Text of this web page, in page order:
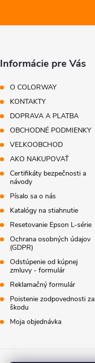
Informácie pre Vás
O COLORWAY
KONTAKTY
DOPRAVA A PLATBA
OBCHODNÉ PODMIENKY
VEĽKOOBCHOD
AKO NAKUPOVAŤ
Certifikáty bezpečnosti a
návody
Písalo sa o nás
Katalógy na stiahnutie
Resetovanie Epson L-série
Ochrana osobných údajov
(GDPR)
Odstúpenie od kúpnej
zmluvy - formulár
Reklamačný formulár
Poistenie zodpovednosti za
škodu
Moja objednávka